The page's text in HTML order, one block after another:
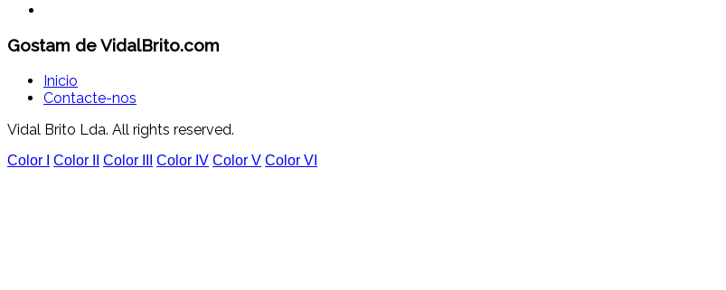
Gostam de VidalBrito.com
Inicio
Contacte-nos
Vidal Brito Lda. All rights reserved.
Color I Color II Color III Color IV Color V Color VI